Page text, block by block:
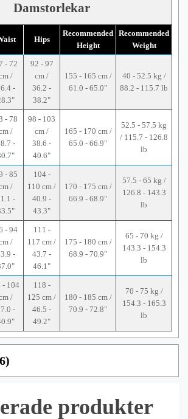
Damstorlekar
Hips
Recommended
Height
Recommended
Weight
- 72
/
-
92 - 97
cm /
36.2 -
38.2"
155 - 165 cm /
61.0 - 65.0"
40 - 52.5 kg /
88.2 - 115.7 lb
- 78
/
-
98 - 103
cm /
38.6 -
40.6"
165 - 170 cm /
65.0 - 66.9"
52.5 - 57.5 kg
/ 115.7 - 126.8
lb
- 85
/
-
104 -
110 cm /
40.9 -
43.3"
170 - 175 cm /
66.9 - 68.9"
57.5 - 65 kg /
126.8 - 143.3
lb
- 94
/
-
111 -
117 cm /
43.7 -
46.1"
175 - 180 cm /
68.9 - 70.9"
65 - 70 kg /
143.3 - 154.3
lb
- 104
/
-
118 -
125 cm /
46.5 -
49.2"
180 - 185 cm /
70.9 - 72.8"
70 - 75 kg /
154.3 - 165.3
lb
produkter